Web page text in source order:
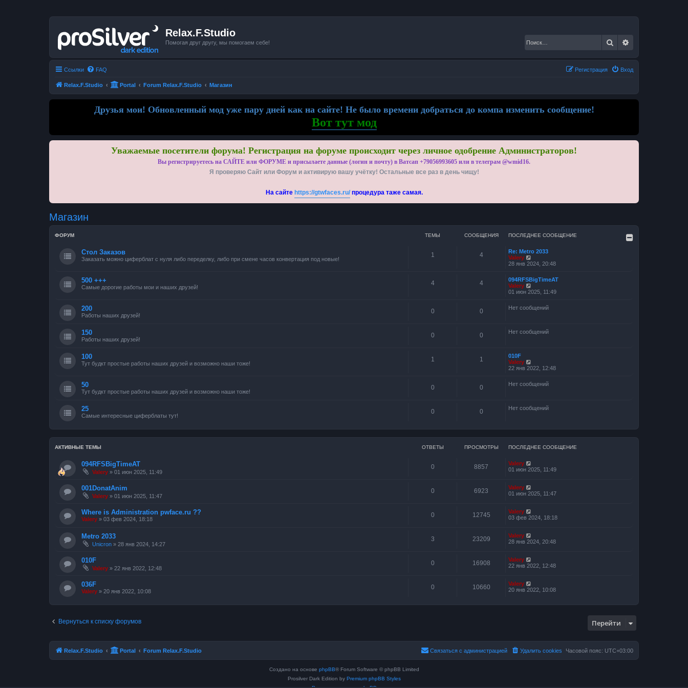
Relax.F.Studio
Помогая друг другу, мы помогаем себе! Поиск
Ссылки FAQ Вход
Регистрация
Relax.F.Studio Portal Forum Relax.F.Studio Магазин
Друзья мои! Обновленный мод уже пару дней как на сайте! Не было времени добраться до компа изменить сообщение!
Вот тут мод
Уважаемые посетители форума! Регистрация на форуме происходит через личное одобрение Администраторов!
Вы регистрируетесь на САЙТЕ или ФОРУМЕ и присылаете данные (логин и почту) в Ватсап +79056993605 или в телеграм @wmid16.
Я проверяю Сайт или Форум и активирую вашу учётку! Остальные все раз в день чищу!
На сайте https://gtwfaces.ru/процедура таже самая.
Магазин
ФОРУМ ТЕМЫ СООБЩЕНИЯ ПОСЛЕДНЕЕ СООБЩЕНИЕ
Стол Заказов
Заказать можно циферблат с нуля либо переделку, либо при смене часов конвертация под новые!
1 4
Re: Metro 2033
Valery
е
й
и
п
е
с
б
и
28 янв 2024, 20:48
500 +++
Самые дорогие работы мои и наших друзей!
4 4
094RFSBigTimeAT
Valery
е
й
п
д
н
м
о
и
ю
01 июн 2025, 11:49
200
Работы наших друзей!
0 0 Нет сообщений
150
Работы наших друзей!
0 0 Нет сообщений
100
Тут будкт простые работы наших друзей и возможно наши тоже!
1 1
010F
Valery
е
й
п
л
н
с
б
щ
и
ю
22 янв 2022, 12:48
50
Тут будкт простые работы наших друзей и возможно наши тоже!
0 0 Нет сообщений
25
Самые интересные циферблаты тут!
0 0 Нет сообщений
АКТИВНЫЕ ТЕМЫ ОТВЕТЫ ПРОСМОТРЫ ПОСЛЕДНЕЕ СООБЩЕНИЕ
094RFSBigTimeAT
Valery » 01 июн 2025, 11:49
0 8857
Valery
01 июн 2025, 11:49
001DonatAnim
Valery » 01 июн 2025, 11:47
0 6923
Valery
01 июн 2025, 11:47
Where is Administration pwface.ru ??
Valery » 03 фев 2024, 18:18
0 12745
Valery
03 фев 2024, 18:18
Metro 2033
Unicron » 28 янв 2024, 14:27
3 23209
Valery
28 янв 2024, 20:48
010F
Valery » 22 янв 2022, 12:48
0 16908
Valery
22 янв 2022, 12:48
036F
Valery » 20 янв 2022, 10:08
0 10660
Valery
20 янв 2022, 10:08
Вернуться к списку форумов Перейти
Relax.F.Studio Portal Forum Relax.F.Studio Часовой пояс: UTC+03:00
Удалить cookies
Связаться с администрацией
Создано на основе phpBB® Forum Software © phpBB Limited
Prosilver Dark Edition by Premium phpBB Styles